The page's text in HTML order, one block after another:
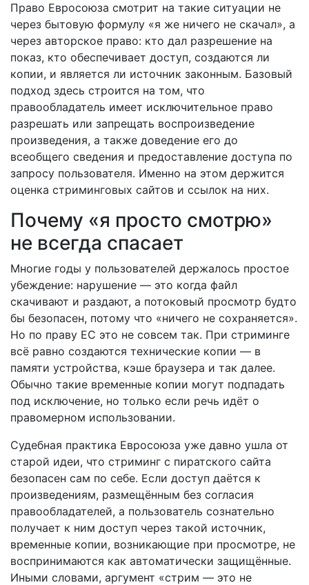
Право Евросоюза смотрит на такие ситуации не
через бытовую формулу «я же ничего не скачал», а
через авторское право: кто дал разрешение на
показ, кто обеспечивает доступ, создаются ли
копии, и является ли источник законным. Базовый
подход здесь строится на том, что
правообладатель имеет исключительное право
разрешать или запрещать воспроизведение
произведения, а также доведение его до
всеобщего сведения и предоставление доступа по
запросу пользователя. Именно на этом держится
оценка стриминговых сайтов и ссылок на них.
Почему «я просто смотрю»
не всегда спасает
Многие годы у пользователей держалось простое
убеждение: нарушение — это когда файл
скачивают и раздают, а потоковый просмотр будто
бы безопасен, потому что «ничего не сохраняется».
Но по праву ЕС это не совсем так. При стриминге
всё равно создаются технические копии — в
памяти устройства, кэше браузера и так далее.
Обычно такие временные копии могут подпадать
под исключение, но только если речь идёт о
правомерном использовании.
Судебная практика Евросоюза уже давно ушла от
старой идеи, что стриминг с пиратского сайта
безопасен сам по себе. Если доступ даётся к
произведениям, размещённым без согласия
правообладателей, а пользователь сознательно
получает к ним доступ через такой источник,
временные копии, возникающие при просмотре, не
воспринимаются как автоматически защищённые.
Иными словами, аргумент «стрим — это не